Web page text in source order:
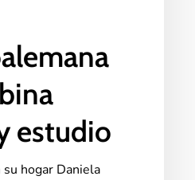
estudio
hogar Daniela